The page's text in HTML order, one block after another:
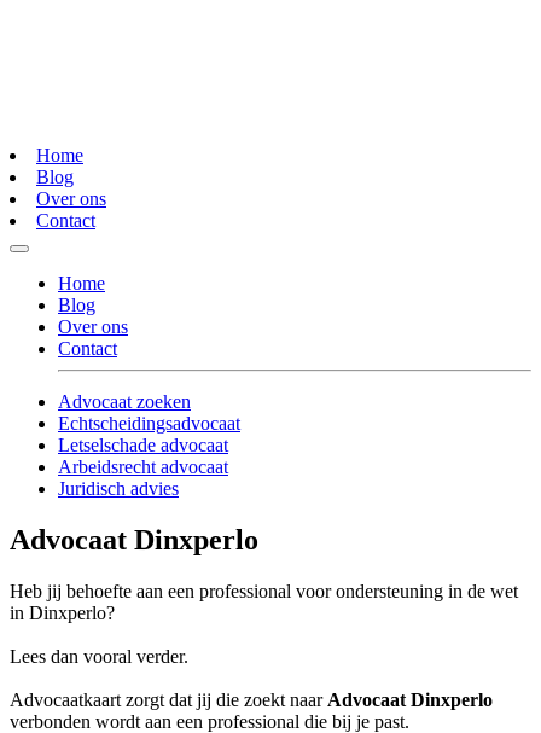
Home
Blog
Over ons
Contact
Home
Blog
Over ons
Contact
Advocaat zoeken
Echtscheidingsadvocaat
Letselschade advocaat
Arbeidsrecht advocaat
Juridisch advies
Advocaat Dinxperlo
Heb jij behoefte aan een professional voor ondersteuning in de wet
in Dinxperlo?
Lees dan vooral verder.
Advocaatkaart zorgt dat jij die zoekt naar Advocaat Dinxperlo
verbonden wordt aan een professional die bij je past.